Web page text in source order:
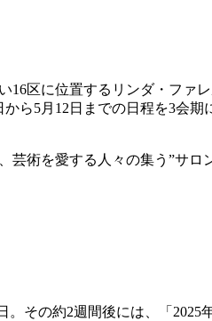
区に位置するリンダ・ファ
ら5月12日までの日程を3会
術を愛する人々の集う”サロ
。その約2週間後には、「